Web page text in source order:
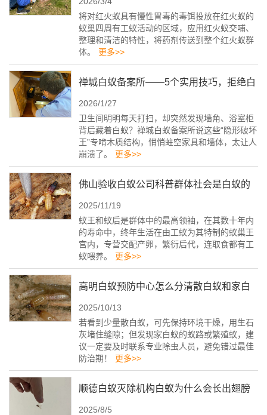
将对红火蚁具有慢性胃毒的毒饵投放在红火蚁的
蚁巢四周有工蚁活动的区域，应用红火蚁交哺、
整理和清洁的特性，将药剂传送到整个红火蚁群
体。
更多>>
禅城白蚁备案所——5个实用技巧，拒绝白
蚁找上门
2026/1/27
卫生间明明每天打扫，却突然发现墙角、浴室柜
背后藏着白蚁？禅城白蚁备案所说这些“隐形破坏
王”专啃木质结构，悄悄蛀空家具和墙体，太让人
崩溃了。
更多>>
佛山验收白蚁公司科普群体社会是白蚁的
生物特性
2025/11/19
蚁王和蚁后是群体中的最高领袖，在其数十年内
的寿命中，终年生活在由工蚁为其特制的蚁巢王
宫内，专营交配产卵，繁衍后代，连取食都有工
蚁喂养。
更多>>
高明白蚁预防中心怎么分清散白蚁和家白
蚁
2025/10/13
若看到少量散白蚁，可先保持环境干燥，用生石
灰堵住缝隙；但发现家白蚁的蚁路或繁殖蚁，建
议一定要及时联系专业除虫人员，避免错过最佳
防治期！
更多>>
顺德白蚁灭除机构白蚁为什么会长出翅膀
2025/8/5